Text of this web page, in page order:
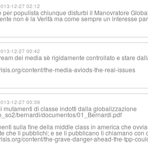
12-27 02:12
per populista chiunque disturbi il Manovratore
non è la Verità ma come sempre un interesse
12-27 00:42
dei media sè rigidamente controllato e stare
content/the-media-aviods-the-real-issues
12-27 00:39
mutamenti di classe indotti dalla globalizzazione
bernardi/documentos/01_Bernardi.pdf‎
sulla fine della middle class in america che
che li pubblichi; e se li pubblicano li chiamano con
content/the-grave-danger-ahead-the-tpp-